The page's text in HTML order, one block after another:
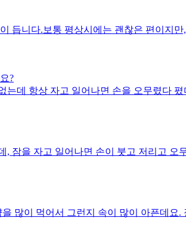
듭니다.보통 평상시에는 괜찮은 편이지
?
데 항상 자고 일어나면 손을 오무렸다
잠을 자고 일어나면 손이 붓고 저리고 오
많이 먹어서 그런지 속이 많이 아픈데요